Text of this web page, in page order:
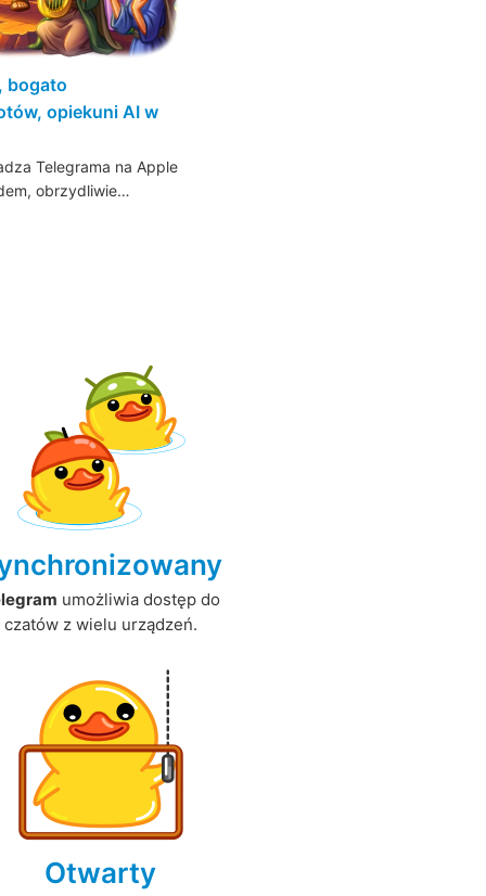
bogato
opiekuni AI w
Telegrama na Apple
obrzydliwie…
umożliwia dostęp do
czatów z wielu urządzeń.
Otwarty